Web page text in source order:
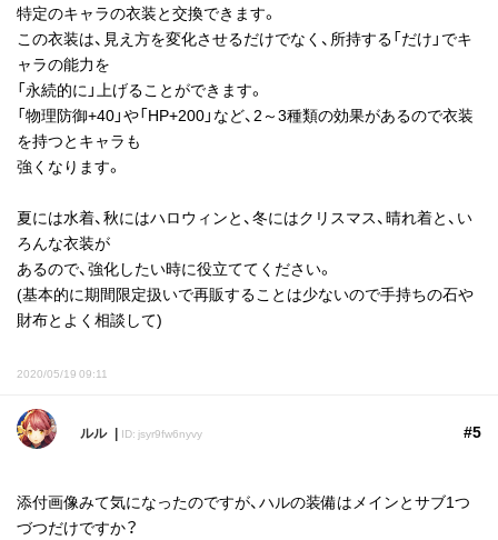
特定のキャラの衣装と交換できます。
この衣装は、見え方を変化させるだけでなく、所持する「だけ」でキ
ャラの能力を
「永続的に」上げることができます。
「物理防御+40」や「HP+200」など、2～3種類の効果があるので衣装
を持つとキャラも
強くなります。
夏には水着、秋にはハロウィンと、冬にはクリスマス、晴れ着と、い
ろんな衣装が
あるので、強化したい時に役立ててください。
(基本的に期間限定扱いで再販することは少ないので手持ちの石や
財布とよく相談して)
2020/05/19 09:11
ルル ID: jsyr9fw6nyvy #5
添付画像みて気になったのですが、ハルの装備はメインとサブ1つ
づつだけですか？